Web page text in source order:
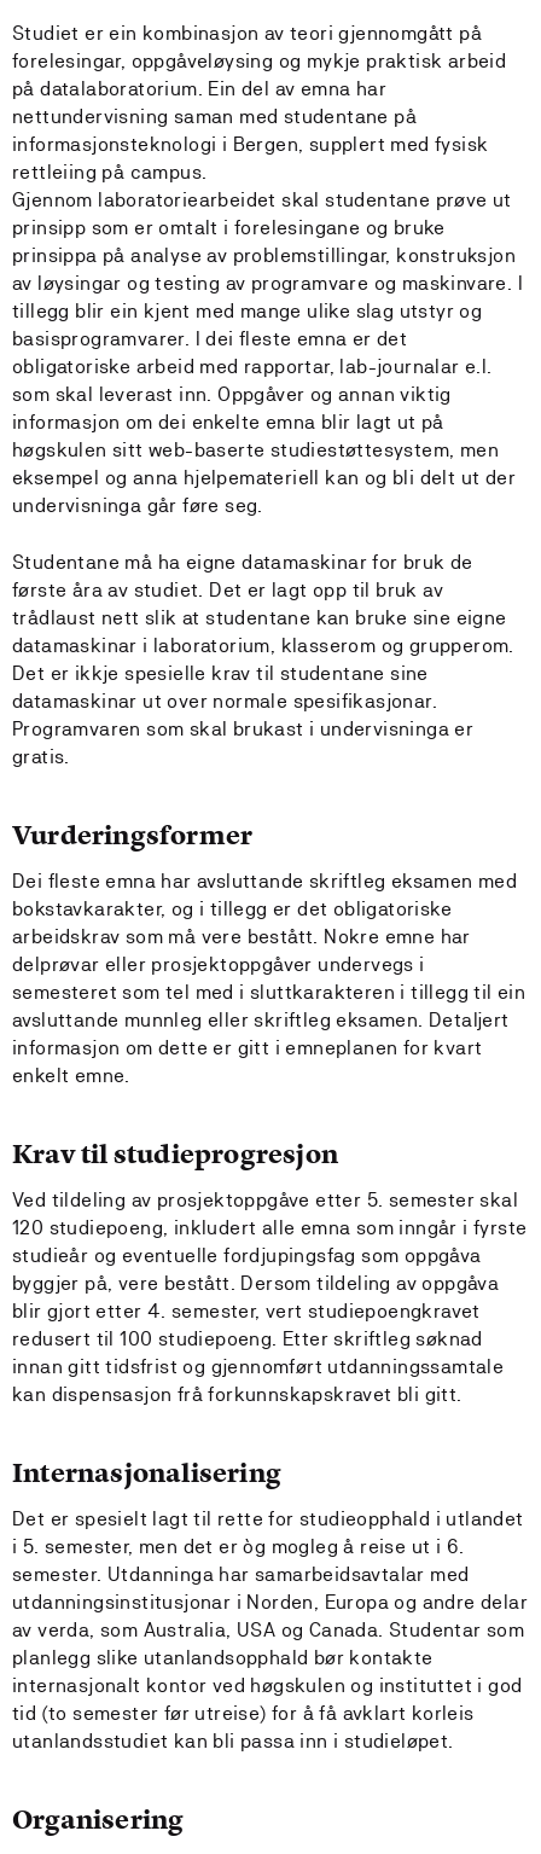
Studiet er ein kombinasjon av teori gjennomgått på
forelesingar, oppgåveløysing og mykje praktisk arbeid
på datalaboratorium. Ein del av emna har
nettundervisning saman med studentane på
informasjonsteknologi i Bergen, supplert med fysisk
rettleiing på campus.
Gjennom laboratoriearbeidet skal studentane prøve ut
prinsipp som er omtalt i forelesingane og bruke
prinsippa på analyse av problemstillingar, konstruksjon
av løysingar og testing av programvare og maskinvare. I
tillegg blir ein kjent med mange ulike slag utstyr og
basisprogramvarer. I dei fleste emna er det
obligatoriske arbeid med rapportar, lab-journalar e.l.
som skal leverast inn. Oppgåver og annan viktig
informasjon om dei enkelte emna blir lagt ut på
høgskulen sitt web-baserte studiestøttesystem, men
eksempel og anna hjelpemateriell kan og bli delt ut der
undervisninga går føre seg.
Studentane må ha eigne datamaskinar for bruk de
første åra av studiet. Det er lagt opp til bruk av
trådlaust nett slik at studentane kan bruke sine eigne
datamaskinar i laboratorium, klasserom og grupperom.
Det er ikkje spesielle krav til studentane sine
datamaskinar ut over normale spesifikasjonar.
Programvaren som skal brukast i undervisninga er
gratis.
Vurderingsformer
Dei fleste emna har avsluttande skriftleg eksamen med
bokstavkarakter, og i tillegg er det obligatoriske
arbeidskrav som må vere bestått. Nokre emne har
delprøvar eller prosjektoppgåver undervegs i
semesteret som tel med i sluttkarakteren i tillegg til ein
avsluttande munnleg eller skriftleg eksamen. Detaljert
informasjon om dette er gitt i emneplanen for kvart
enkelt emne.
Krav til studieprogresjon
Ved tildeling av prosjektoppgåve etter 5. semester skal
120 studiepoeng, inkludert alle emna som inngår i fyrste
studieår og eventuelle fordjupingsfag som oppgåva
byggjer på, vere bestått. Dersom tildeling av oppgåva
blir gjort etter 4. semester, vert studiepoengkravet
redusert til 100 studiepoeng. Etter skriftleg søknad
innan gitt tidsfrist og gjennomført utdanningssamtale
kan dispensasjon frå forkunnskapskravet bli gitt.
Internasjonalisering
Det er spesielt lagt til rette for studieopphald i utlandet
i 5. semester, men det er òg mogleg å reise ut i 6.
semester. Utdanninga har samarbeidsavtalar med
utdanningsinstitusjonar i Norden, Europa og andre delar
av verda, som Australia, USA og Canada. Studentar som
planlegg slike utanlandsopphald bør kontakte
internasjonalt kontor ved høgskulen og instituttet i god
tid (to semester før utreise) for å få avklart korleis
utanlandsstudiet kan bli passa inn i studieløpet.
Organisering